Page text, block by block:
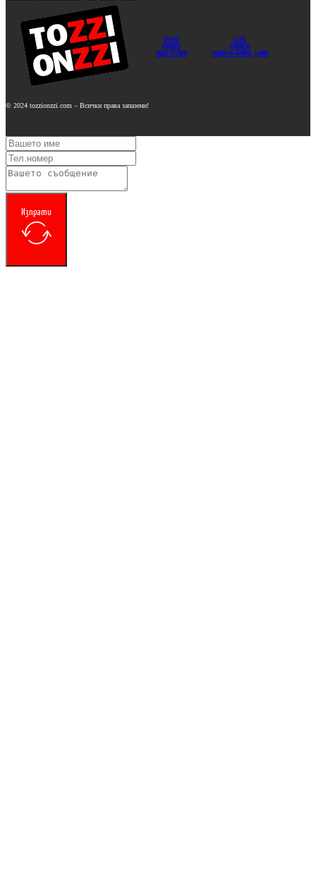
НАЧАЛО
ЗА НАС
КАРИЕРИ
КОНТАКТИ
ОБЩИ УСЛОВИЯ
ЗАШИТА НА ЛИЧНИТЕ ДАННИ
© 2024 tozzionzzi.com – Всички права запазени!
Изпрати